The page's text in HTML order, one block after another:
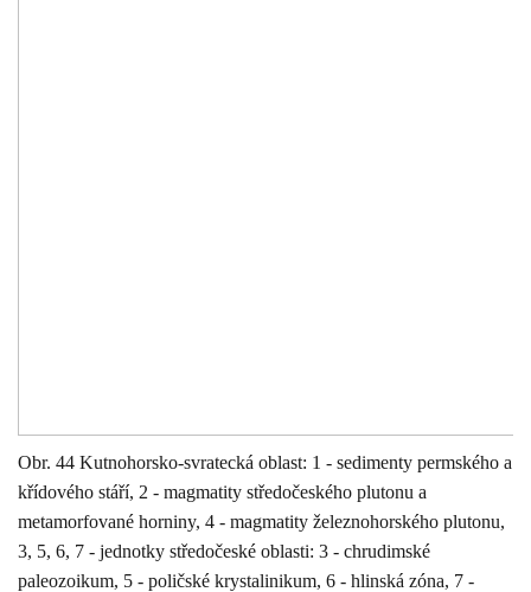
Obr. 44 Kutnohorsko-svratecká oblast: 1 - sedimenty permského a
křídového stáří, 2 - magmatity středočeského plutonu a
metamorfované horniny, 4 - magmatity železnohorského plutonu,
3, 5, 6, 7 - jednotky středočeské oblasti: 3 - chrudimské
paleozoikum, 5 - poličské krystalinikum, 6 - hlinská zóna, 7 -